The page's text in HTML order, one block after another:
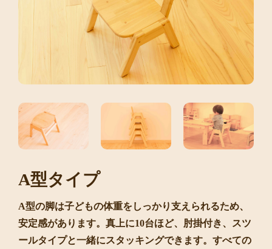
A型タイプ
A型の脚は子どもの体重をしっかり支えられるため、
安定感があります。真上に10台ほど、肘掛付き、スツ
ールタイプと一緒にスタッキングできます。すべての